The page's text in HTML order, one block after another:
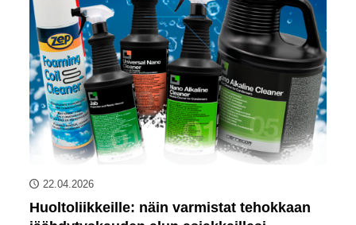
22.04.2026
Huoltoliikkeille: näin varmistat tehokkaan